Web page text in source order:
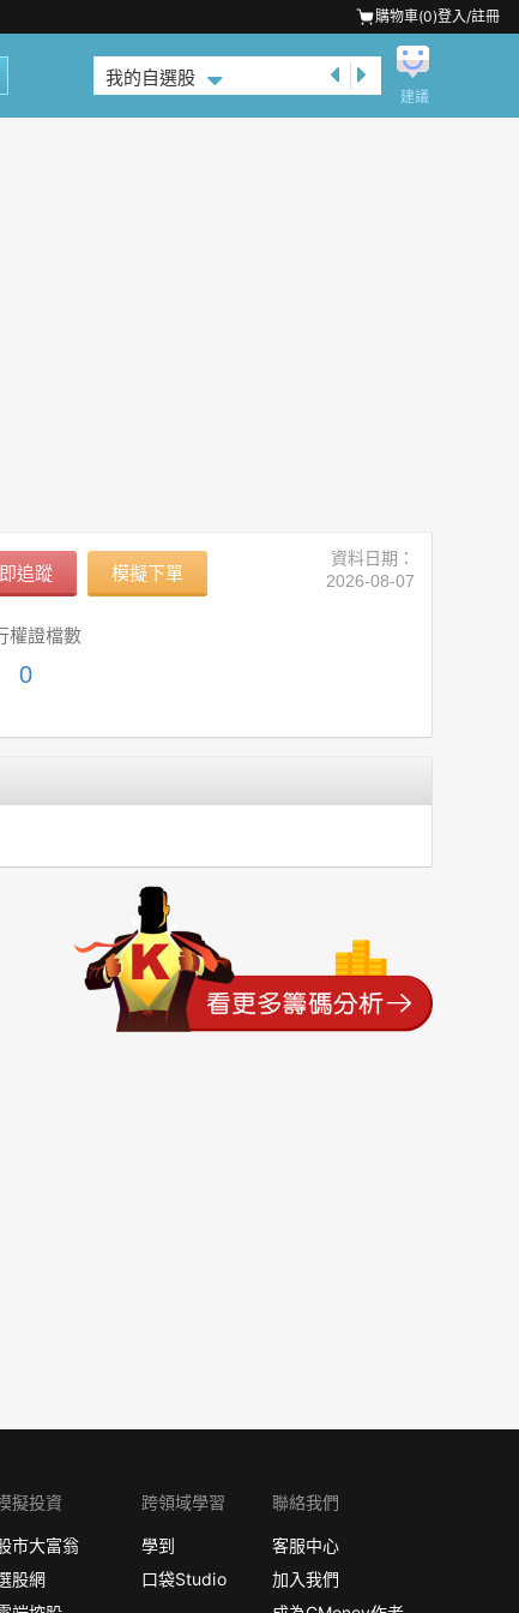
購物車(0)登入/註冊
我的自選股
建議
追蹤 模擬下單
資料日期：
2026-08-07
權證檔數
0
擬投資
市大富翁
股網
跨領域學習
學到
口袋Studio
聯絡我們
客服中心
加入我們